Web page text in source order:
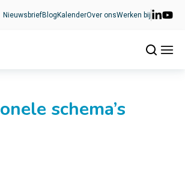
NieuwsbriefBlog KalenderOver onsWerken bij
schema’s